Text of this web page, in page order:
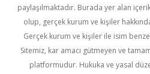
paylaşılmaktadır. Burada yer alan
olup, gerçek kurum ve kişiler
Gerçek kurum ve kişiler ile isim
Sitemiz, kar amacı gütmeyen ve
platformudur. Hukuka ve yasal